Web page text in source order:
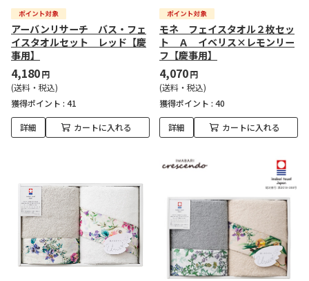
アーバンリサーチ バス・フェ
イスタオルセット レッド【慶
事用】
4,180円
(送料・税込)
獲得ポイント : 41
詳細 カートに入れる
モネ フェイスタオル２枚セッ
ト Ａ イベリス×レモンリー
フ【慶事用】
4,070円
(送料・税込)
獲得ポイント : 40
詳細 カートに入れる